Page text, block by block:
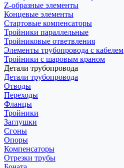
Z-образные элементы
Концевые элементы
Стартовые компенсаторы
Тройники параллельные
Тройниковые ответвления
Элементы трубопровода с кабелем
Тройники с шаровым краном
Детали трубопровода
Детали трубопровода
Отводы
Переходы
Фланцы
Тройники
Заглушки
Сгоны
Опоры
Компенсаторы
Отрезки трубы